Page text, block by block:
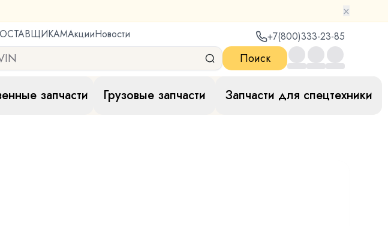
×
АкцииНовости +7(800)333-23-85
Поиск
запчасти Грузовые запчасти Запчасти для спецтехники